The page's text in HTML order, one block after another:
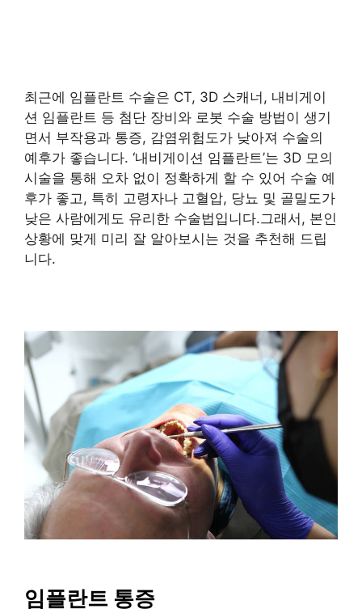
최근에 임플란트 수술은 CT, 3D 스캐너, 내비게이
션 임플란트 등 첨단 장비와 로봇 수술 방법이 생기
면서 부작용과 통증, 감염위험도가 낮아져 수술의
예후가 좋습니다. ‘내비게이션 임플란트’는 3D 모의
시술을 통해 오차 없이 정확하게 할 수 있어 수술 예
후가 좋고, 특히 고령자나 고혈압, 당뇨 및 골밀도가
낮은 사람에게도 유리한 수술법입니다.그래서, 본인
상황에 맞게 미리 잘 알아보시는 것을 추천해 드립
니다.
임플란트 통증